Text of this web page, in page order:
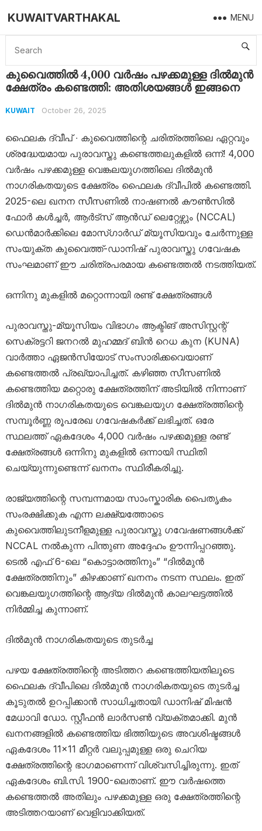
KUWAITVARTHAKAL MENU
Home Kuwait കുവൈത്തിൽ 4,000 വർഷം പഴക്കമുള്ള ദിൽമുൻ ക്ഷേത്രം കണ്ടെത്തി: അതിശയങ്ങൾ ഇങ്ങനെ
കുവൈത്തിൽ 4,000 വർഷം പഴക്കമുള്ള ദിൽമുൻ
ക്ഷേത്രം കണ്ടെത്തി: അതിശയങ്ങൾ ഇങ്ങനെ
KUWAIT October 26, 2025
ഫൈലക ദ്വീപ് ∙ കുവൈത്തിന്റെ ചരിത്രത്തിലെ ഏറ്റവും
ശ്രദ്ധേയമായ പുരാവസ്തു കണ്ടെത്തലുകളിൽ ഒന്ന്! 4,000
വർഷം പഴക്കമുള്ള വെങ്കലയുഗത്തിലെ ദിൽമുൻ
നാഗരികതയുടെ ക്ഷേത്രം ഫൈലക ദ്വീപിൽ കണ്ടെത്തി.
2025-ലെ ഖനന സീസണിൽ നാഷണൽ കൗൺസിൽ
ഫോർ കൾച്ചർ, ആർട്സ് ആൻഡ് ലെറ്റേഴ്സും (NCCAL)
ഡെൻമാർക്കിലെ മോസ്ഗാർഡ് മ്യൂസിയവും ചേർന്നുള്ള
സംയുക്ത കുവൈത്ത്-ഡാനിഷ് പുരാവസ്തു ഗവേഷക
സംഘമാണ് ഈ ചരിത്രപരമായ കണ്ടെത്തൽ നടത്തിയത്.
ഒന്നിനു മുകളിൽ മറ്റൊന്നായി രണ്ട് ക്ഷേത്രങ്ങൾ
പുരാവസ്തു-മ്യൂസിയം വിഭാഗം ആക്ടിങ് അസിസ്റ്റന്റ്
സെക്രട്ടറി ജനറൽ മുഹമ്മദ് ബിൻ റെധ കുന (KUNA)
വാർത്താ ഏജൻസിയോട് സംസാരിക്കവെയാണ്
കണ്ടെത്തൽ പ്രഖ്യാപിച്ചത്. കഴിഞ്ഞ സീസണിൽ
കണ്ടെത്തിയ മറ്റൊരു ക്ഷേത്രത്തിന് അടിയിൽ നിന്നാണ്
ദിൽമുൻ നാഗരികതയുടെ വെങ്കലയുഗ ക്ഷേത്രത്തിന്റെ
സമ്പൂർണ്ണ രൂപരേഖ ഗവേഷകർക്ക് ലഭിച്ചത്. ഒരേ
സ്ഥലത്ത് ഏകദേശം 4,000 വർഷം പഴക്കമുള്ള രണ്ട്
ക്ഷേത്രങ്ങൾ ഒന്നിനു മുകളിൽ ഒന്നായി സ്ഥിതി
ചെയ്യുന്നുണ്ടെന്ന് ഖനനം സ്ഥിരീകരിച്ചു.
രാജ്യത്തിന്റെ സമ്പന്നമായ സാംസ്കാരിക പൈതൃകം
സംരക്ഷിക്കുക എന്ന ലക്ഷ്യത്തോടെ
കുവൈത്തിലുടനീളമുള്ള പുരാവസ്തു ഗവേഷണങ്ങൾക്ക്
NCCAL നൽകുന്ന പിന്തുണ അദ്ദേഹം ഊന്നിപ്പറഞ്ഞു.
ടെൽ എഫ് 6-ലെ “കൊട്ടാരത്തിനും” “ദിൽമുൻ
ക്ഷേത്രത്തിനും” കിഴക്കാണ് ഖനനം നടന്ന സ്ഥലം. ഇത്
വെങ്കലയുഗത്തിന്റെ ആദ്യ ദിൽമുൻ കാലഘട്ടത്തിൽ
നിർമ്മിച്ച കുന്നാണ്.
ദിൽമുൻ നാഗരികതയുടെ തുടർച്ച
പഴയ ക്ഷേത്രത്തിന്റെ അടിത്തറ കണ്ടെത്തിയതിലൂടെ
ഫൈലക ദ്വീപിലെ ദിൽമുൻ നാഗരികതയുടെ തുടർച്ച
കൂടുതൽ ഉറപ്പിക്കാൻ സാധിച്ചതായി ഡാനിഷ് മിഷൻ
മേധാവി ഡോ. സ്റ്റീഫൻ ലാർസൺ വ്യക്തമാക്കി. മുൻ
ഖനനങ്ങളിൽ കണ്ടെത്തിയ ഭിത്തിയുടെ അവശിഷ്ടങ്ങൾ
ഏകദേശം 11×11 മീറ്റർ വലുപ്പമുള്ള ഒരു ചെറിയ
ക്ഷേത്രത്തിന്റെ ഭാഗമാണെന്ന് വിശ്വസിച്ചിരുന്നു. ഇത്
ഏകദേശം ബി.സി. 1900-ലെതാണ്. ഈ വർഷത്തെ
കണ്ടെത്തൽ അതിലും പഴക്കമുള്ള ഒരു ക്ഷേത്രത്തിന്റെ
അടിത്തറയാണ് വെളിവാക്കിയത്.